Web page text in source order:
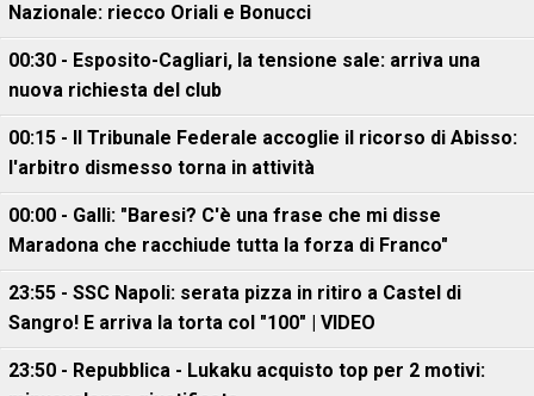
Nazionale: riecco Oriali e Bonucci
00:30 - Esposito-Cagliari, la tensione sale: arriva una
nuova richiesta del club
00:15 - Il Tribunale Federale accoglie il ricorso di Abisso:
l'arbitro dismesso torna in attività
00:00 - Galli: "Baresi? C'è una frase che mi disse
Maradona che racchiude tutta la forza di Franco"
23:55 - SSC Napoli: serata pizza in ritiro a Castel di
Sangro! E arriva la torta col "100" | VIDEO
23:50 - Repubblica - Lukaku acquisto top per 2 motivi: